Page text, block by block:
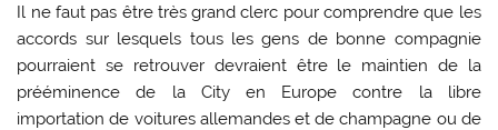
Il ne faut pas être très grand clerc pour comprendre que les
accords sur lesquels tous les gens de bonne compagnie
pourraient se retrouver devraient être le maintien de la
prééminence de la City en Europe contre la libre
importation de voitures allemandes et de champagne ou de